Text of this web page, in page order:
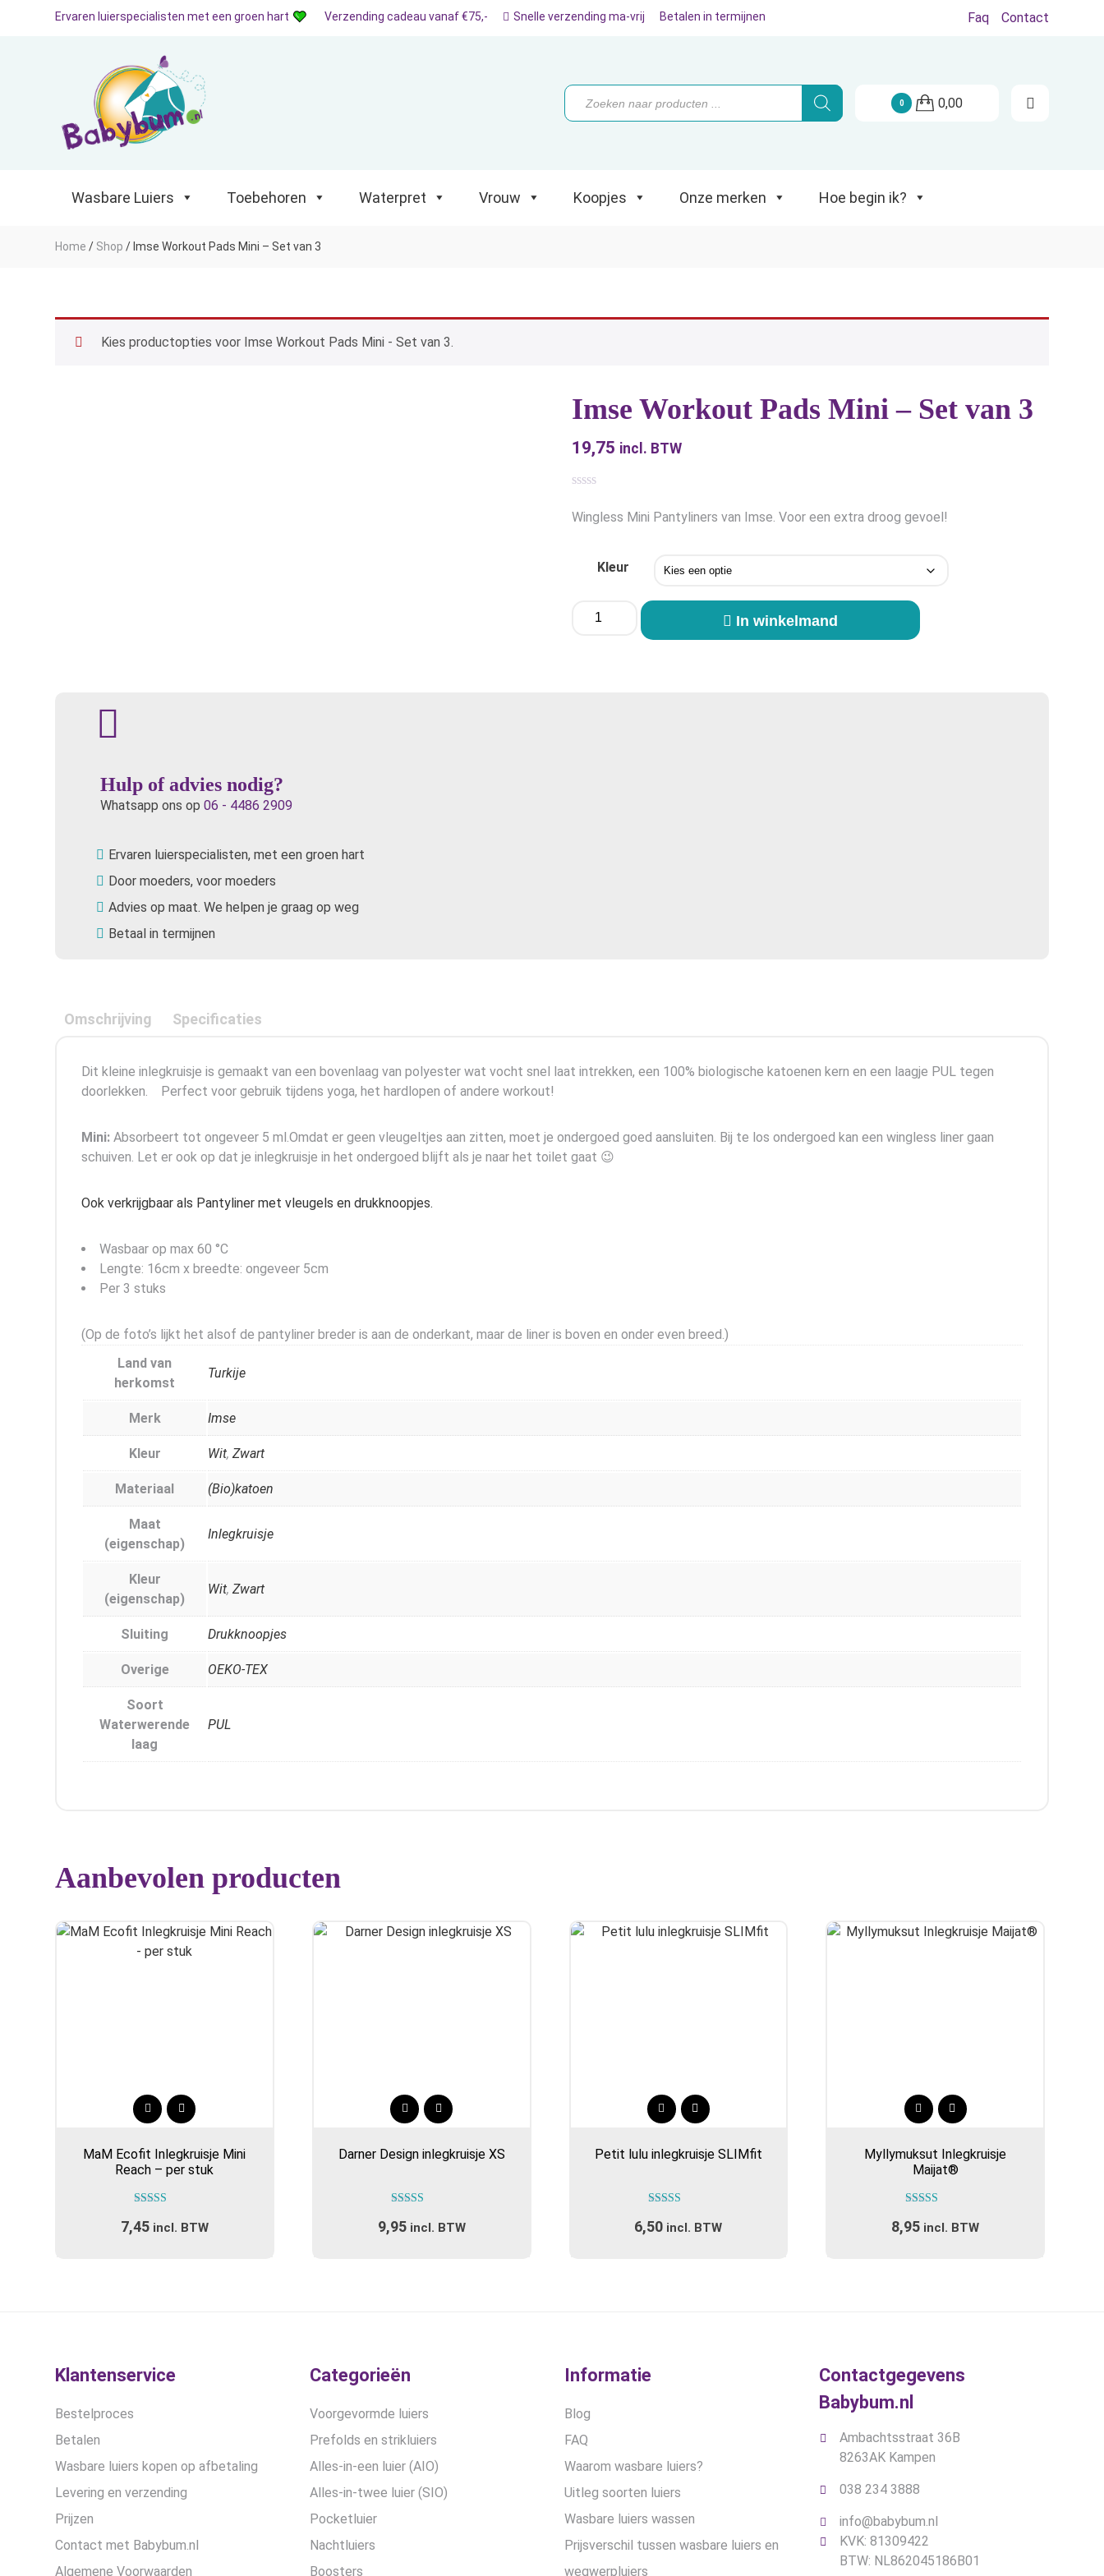
Wasbare Luiers Toebehoren Koopjes Onze merken Hoe begin ik?
Ervaren luierspecialisten met een groen hart Verzending cadeau vanaf €75,- Snelle verzending ma-vrij Betalen in termijnen Faq Contact
Producten
zoeken
0 0,00
Wasbare Luiers Toebehoren Waterpret Vrouw Koopjes Onze merken Hoe begin ik?
Home / Shop / Imse Workout Pads Mini – Set van 3
Kies productopties voor Imse Workout Pads Mini - Set van 3.
Imse Workout Pads Mini – Set van 3
19,75 incl. BTW
Wingless Mini Pantyliners van Imse. Voor een extra droog gevoel!
Kleur
Imse
In winkelmand
Hulp of advies nodig?
Whatsapp ons op 06 - 4486 2909
Ervaren luierspecialisten, met een groen hart
Door moeders, voor moeders
Advies op maat. We helpen je graag op weg
Betaal in termijnen
Omschrijving Specificaties
Dit kleine inlegkruisje is gemaakt van een bovenlaag van polyester wat vocht snel laat intrekken, een 100% biologische katoenen kern en een laagje PUL tegen
doorlekken. Perfect voor gebruik tijdens yoga, het hardlopen of andere workout!
Mini: Absorbeert tot ongeveer 5 ml.Omdat er geen vleugeltjes aan zitten, moet je ondergoed goed aansluiten. Bij te los ondergoed kan een wingless liner gaan
schuiven. Let er ook op dat je inlegkruisje in het ondergoed blijft als je naar het toilet gaat 😉
Ook verkrijgbaar als Pantyliner met vleugels en drukknoopjes.
Wasbaar op max 60 °C
Lengte: 16cm x breedte: ongeveer 5cm
Per 3 stuks
(Op de foto’s lijkt het alsof de pantyliner breder is aan de onderkant, maar de liner is boven en onder even breed.)
Land van
herkomst
Turkije
Merk Imse
Kleur Wit, Zwart
Materiaal (Bio)katoen
Maat
(eigenschap)
Inlegkruisje
Kleur
(eigenschap)
Wit, Zwart
Sluiting Drukknoopjes
Overige OEKO-TEX
Soort
Waterwerende
laag
PUL
Aanbevolen producten
Dit
heeft
meerdere
variaties.
optie
MaM Ecofit Inlegkruisje Mini
Reach – per stuk
3.00
uit 5
7,45 incl. BTW
Dit
heeft
variaties.
optie
Darner Design inlegkruisje XS
3.50
uit 5
9,95 incl. BTW
Dit
heeft
variaties.
optie
Petit lulu inlegkruisje SLIMfit
4.00
uit 5
6,50 incl. BTW
Dit
heeft
meerdere
variaties.
optie
Myllymuksut Inlegkruisje
Maijat®
4.50
uit 5
8,95 incl. BTW
Klantenservice
Bestelproces
Betalen
Wasbare luiers kopen op afbetaling
Levering en verzending
Prijzen
Contact met Babybum.nl
Algemene Voorwaarden
Categorieën
Voorgevormde luiers
Prefolds en strikluiers
Alles-in-een luier (AIO)
Alles-in-twee luier (SIO)
Pocketluier
Nachtluiers
Boosters
Informatie
Blog
FAQ
Waarom wasbare luiers?
Uitleg soorten luiers
Wasbare luiers wassen
Prijsverschil tussen wasbare luiers en
wegwerpluiers
Contactgegevens
Babybum.nl
Ambachtsstraat 36B
8263AK Kampen
038 234 3888
info@babybum.nl
KVK: 81309422
BTW: NL862045186B01